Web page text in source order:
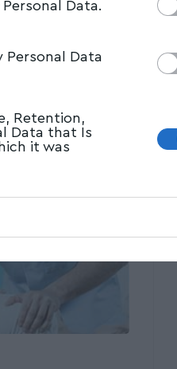
Data.
Data
Retention,
Data that Is
it was